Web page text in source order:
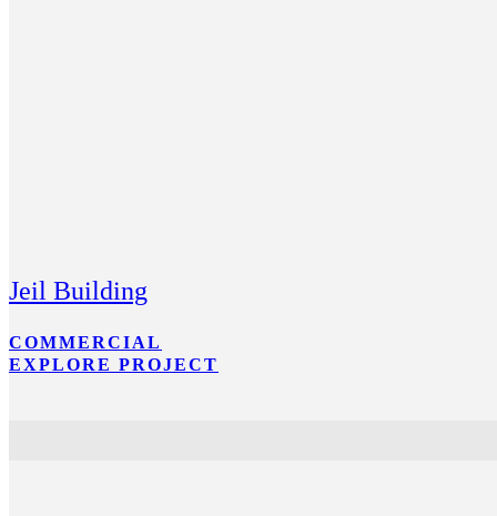
Jeil Building
COMMERCIAL
EXPLORE PROJECT